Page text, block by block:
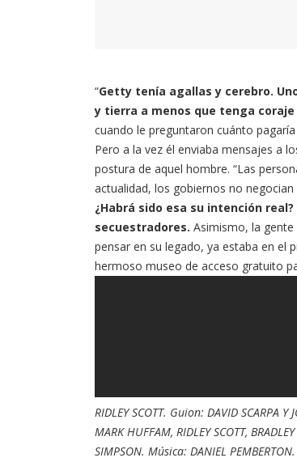
“Getty tenía agallas y cerebro.
y tierra a menos que tenga
cuando le preguntaron cuánto
Pero a la vez él enviaba mensajes a
postura de aquel hombre. “Las
actualidad, los gobiernos no
¿Habrá sido esa su intención
secuestradores. Asimismo, la
pensar en su legado, ya estaba en el
hermoso museo de acceso gratuito
RIDLEY SCOTT. Guion: DAVID SCARPA
MARK HUFFAM, RIDLEY SCOTT,
SIMPSON. Música: DANIEL